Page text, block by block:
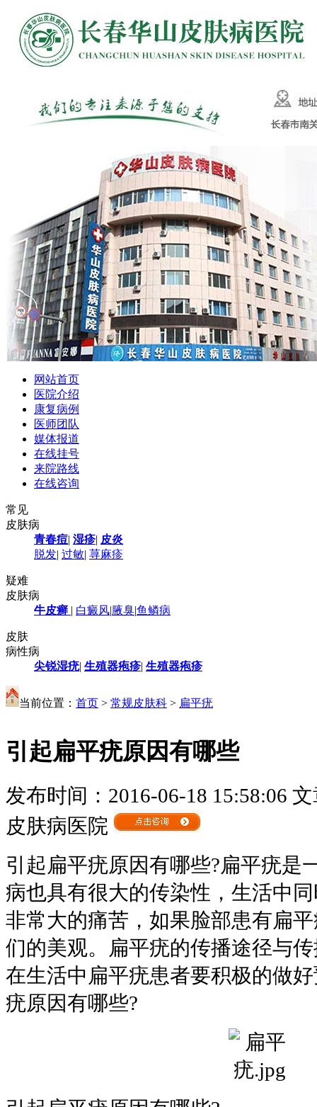
网站首页
医院介绍
康复病例
医师团队
媒体报道
在线挂号
来院路线
在线咨询
常见
皮肤病
青春痘| 湿疹| 皮炎
脱发| 过敏| 荨麻疹
疑难
皮肤病
牛皮癣 | 白癜风|腋臭|鱼鳞病
皮肤
病性病
尖锐湿疣| 生殖器疱疹| 生殖器疱疹
当前位置： 首页 > 常规皮肤科 > 扁平疣
引起扁平疣原因有哪些
发布时间：2016-06-18 15:58:06 文
皮肤病医院
引起扁平疣原因有哪些?扁平疣是
病也具有很大的传染性，生活中
非常大的痛苦，如果脸部患有扁
们的美观。扁平疣的传播途径与
在生活中扁平疣患者要积极的做
疣原因有哪些?